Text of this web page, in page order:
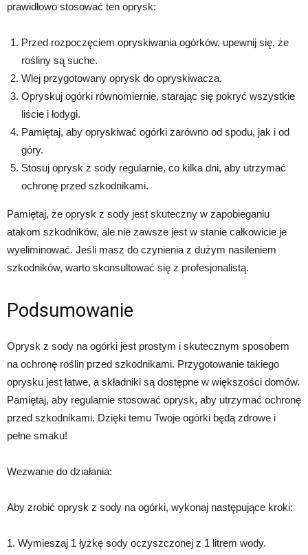
prawidłowo stosować ten oprysk:
Przed rozpoczęciem opryskiwania ogórków, upewnij się, że
rośliny są suche.
Wlej przygotowany oprysk do opryskiwacza.
Opryskuj ogórki równomiernie, starając się pokryć wszystkie
liście i łodygi.
Pamiętaj, aby opryskiwać ogórki zarówno od spodu, jak i od
góry.
Stosuj oprysk z sody regularnie, co kilka dni, aby utrzymać
ochronę przed szkodnikami.
Pamiętaj, że oprysk z sody jest skuteczny w zapobieganiu
atakom szkodników, ale nie zawsze jest w stanie całkowicie je
wyeliminować. Jeśli masz do czynienia z dużym nasileniem
szkodników, warto skonsultować się z profesjonalistą.
Podsumowanie
Oprysk z sody na ogórki jest prostym i skutecznym sposobem
na ochronę roślin przed szkodnikami. Przygotowanie takiego
oprysku jest łatwe, a składniki są dostępne w większości domów.
Pamiętaj, aby regularnie stosować oprysk, aby utrzymać ochronę
przed szkodnikami. Dzięki temu Twoje ogórki będą zdrowe i
pełne smaku!
Wezwanie do działania:
Aby zrobić oprysk z sody na ogórki, wykonaj następujące kroki:
1. Wymieszaj 1 łyżkę sody oczyszczonej z 1 litrem wody.